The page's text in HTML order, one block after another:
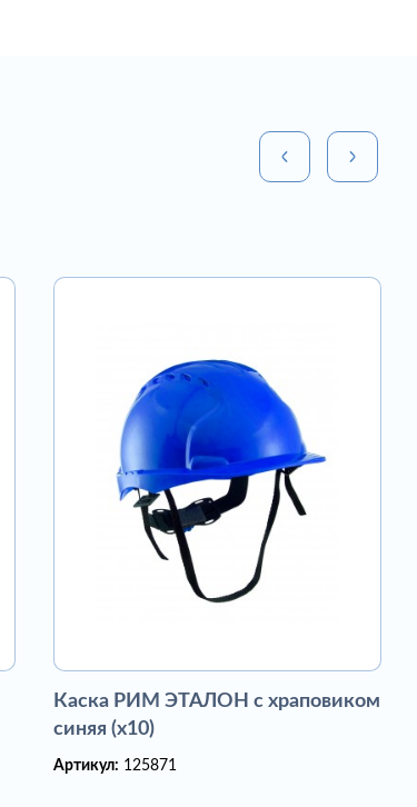
Каска РИМ ЭТАЛОН с храповиком
синяя (х10)
Артикул: 125871